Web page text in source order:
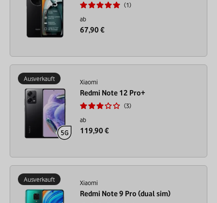
1
ab
67,90 €
Ausverkauft Xiaomi
Redmi Note 12 Pro+
3
ab
119,90 €
Ausverkauft Xiaomi
Redmi Note 9 Pro (dual sim)